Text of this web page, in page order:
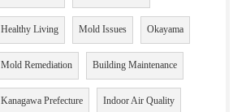
Healthy Living Mold Issues Okayama
Mold Remediation Building Maintenance
Kanagawa Prefecture Indoor Air Quality